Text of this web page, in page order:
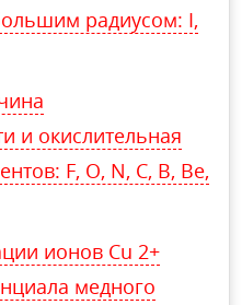
радиусом: I,
и окислительная
F, О, N, С, В, Be,
ионов Сu 2+
медного